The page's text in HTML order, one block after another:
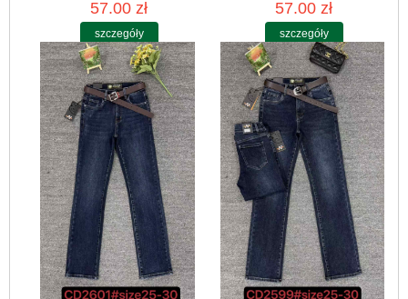
57.00 zł
szczegóły
57.00 zł
szczegóły